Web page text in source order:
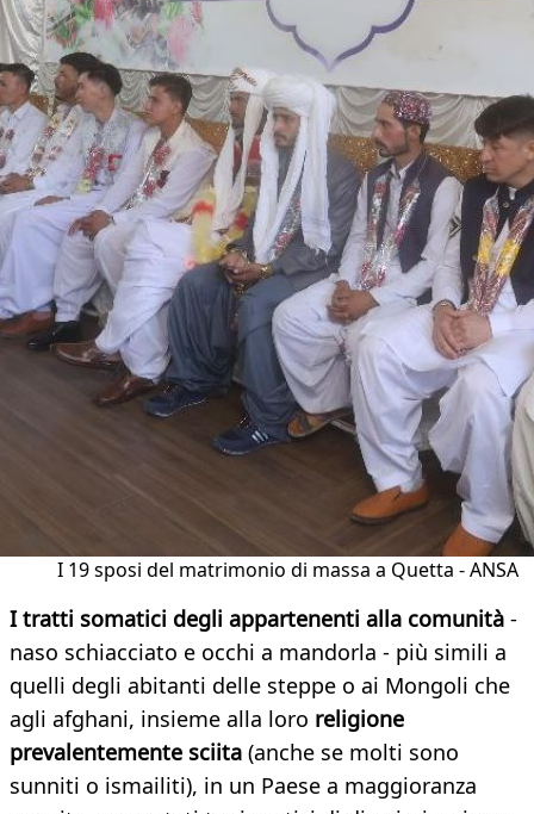
I 19 sposi del matrimonio di massa a Quetta - ANSA
I tratti somatici degli appartenenti alla comunità -
naso schiacciato e occhi a mandorla - più simili a
quelli degli abitanti delle steppe o ai Mongoli che
agli afghani, insieme alla loro religione
prevalentemente sciita (anche se molti sono
sunniti o ismailiti), in un Paese a maggioranza